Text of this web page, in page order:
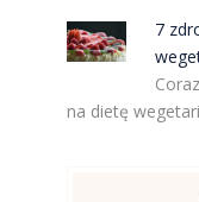
7
na dietę